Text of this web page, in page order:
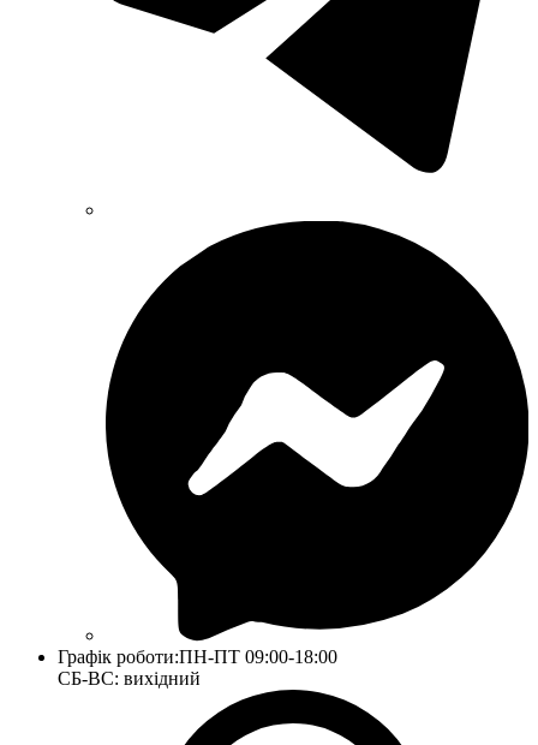
Графік роботи:ПН-ПТ 09:00-18:00
СБ-ВС: вихідний